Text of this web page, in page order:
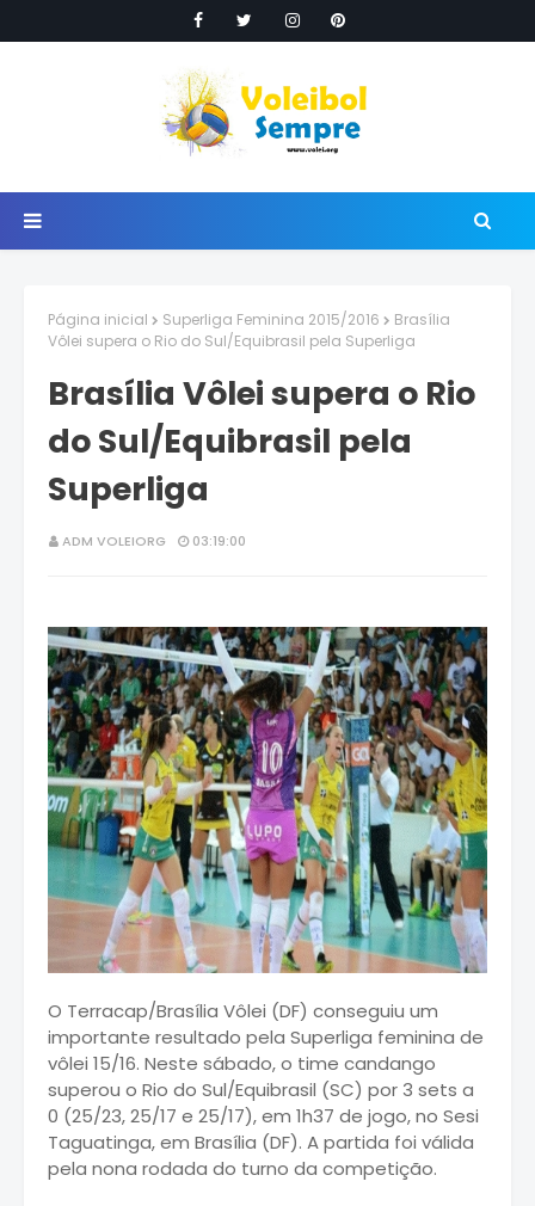
Página inicial Superliga Feminina 2015/2016
Brasília
Vôlei supera o Rio do Sul/Equibrasil pela Superliga
Brasília Vôlei supera o Rio
do Sul/Equibrasil pela
Superliga
ADM VOLEIORG 03:19:00
O Terracap/Brasília Vôlei (DF) conseguiu um
importante resultado pela Superliga feminina de
vôlei 15/16. Neste sábado, o time candango
superou o Rio do Sul/Equibrasil (SC) por 3 sets a
0 (25/23, 25/17 e 25/17), em 1h37 de jogo, no Sesi
Taguatinga, em Brasília (DF). A partida foi válida
pela nona rodada do turno da competição.